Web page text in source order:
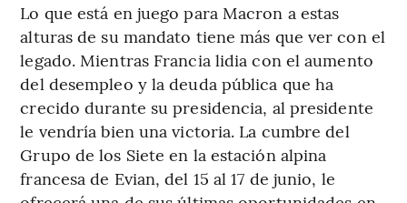
Lo que está en juego para Macron a estas
alturas de su mandato tiene más que ver con el
legado. Mientras Francia lidia con el aumento
del desempleo y la deuda pública que ha
crecido durante su presidencia, al presidente
le vendría bien una victoria. La cumbre del
Grupo de los Siete en la estación alpina
francesa de Evian, del 15 al 17 de junio, le